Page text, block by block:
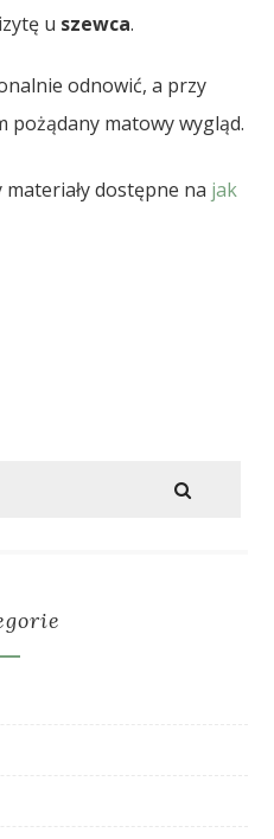
u szewca.
odnowić, a przy
pożądany matowy wygląd.
materiały dostępne na jak